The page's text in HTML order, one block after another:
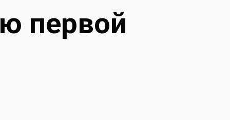
первой